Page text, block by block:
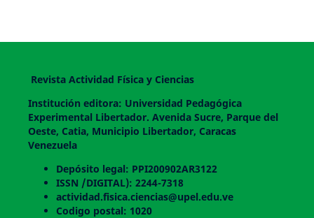
Revista Actividad Física y Ciencias
Institución editora: Universidad Pedagógica
Experimental Libertador. Avenida Sucre, Parque del
Oeste, Catia, Municipio Libertador, Caracas
Venezuela
Depósito legal: PPI200902AR3122
ISSN /DIGITAL): 2244-7318
actividad.fisica.ciencias@upel.edu.ve
Codigo postal: 1020